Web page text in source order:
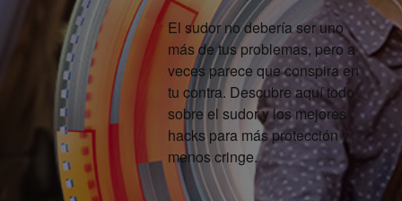
El sudor no debería ser uno
más de tus problemas, pero a
veces parece que conspira en
tu contra. Descubre aquí todo
sobre el sudor y los mejores
hacks para más protección y
menos cringe.